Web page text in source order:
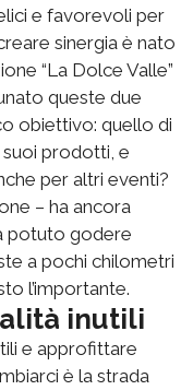
e favorevoli per
sinergia è nato
“La Dolce Valle”
queste due
obiettivo: quello di
prodotti, e
per altri eventi?
– ha ancora
potuto godere
a pochi chilometri
l’importante.
inutili
e approfittare
è la strada